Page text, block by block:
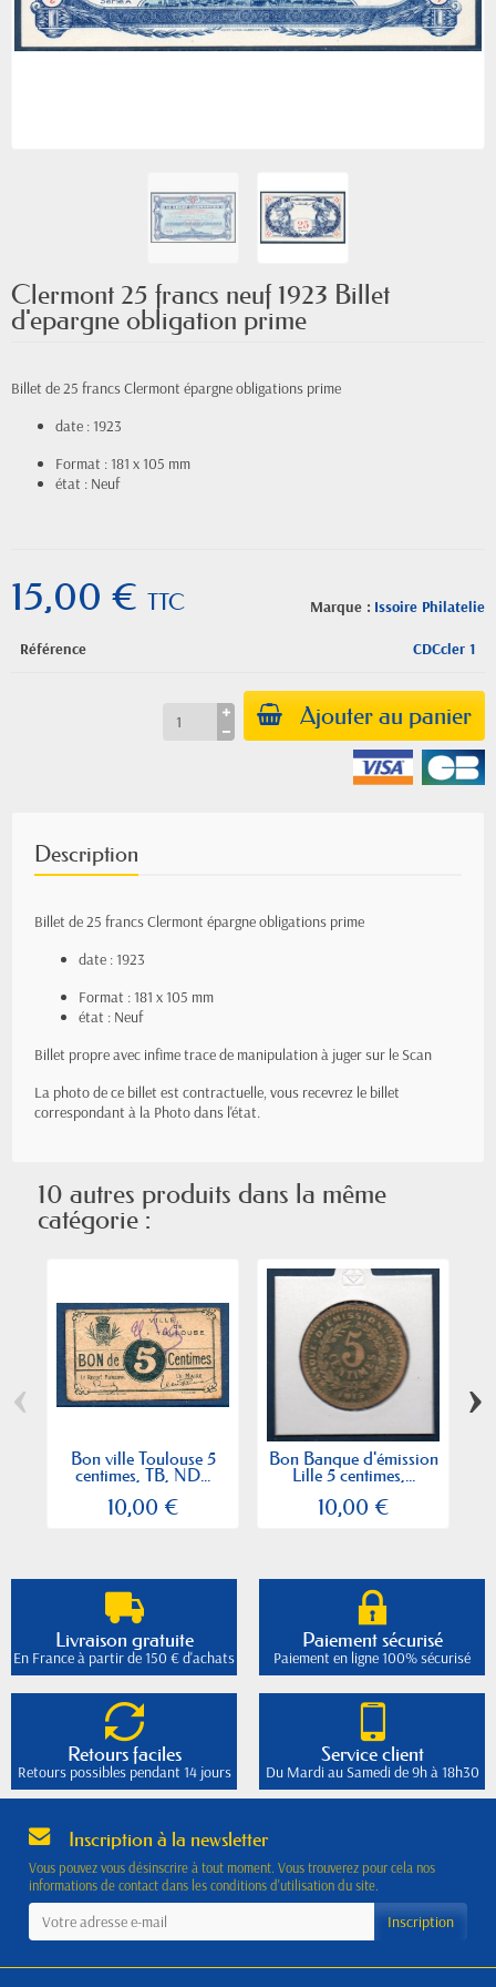
Clermont 25 francs neuf 1923 Billet
d'epargne obligation prime
Billet de 25 francs Clermont épargne obligations prime
date : 1923
Format : 181 x 105 mm
état : Neuf
Marque : Issoire Philatelie
15,00 € TTC
Référence CDCcler 1
Ajouter au panier
Description
Billet de 25 francs Clermont épargne obligations prime
date : 1923
Format : 181 x 105 mm
état : Neuf
Billet propre avec infime trace de manipulation à juger sur le Scan
La photo de ce billet est contractuelle, vous recevrez le billet
correspondant à la Photo dans l'état.
10 autres produits dans la même
catégorie :
Bon ville Toulouse 5
centimes, TB, ND...
10,00 €
Bon Banque d'émission
Lille 5 centimes,...
10,00 €
‹ ›
Livraison gratuite
En France à partir de 150 € d'achats
Paiement sécurisé
Paiement en ligne 100% sécurisé
Retours faciles
Retours possibles pendant 14 jours
Service client
Du Mardi au Samedi de 9h à 18h30
Inscription à la newsletter
Vous pouvez vous désinscrire à tout moment. Vous trouverez pour cela nos
informations de contact dans les conditions d'utilisation du site.